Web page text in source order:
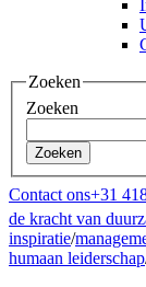
Zoeken
Zoeken
Zoeken
Contact ons+31
de kracht van
inspiratie/
humaan leiderschap